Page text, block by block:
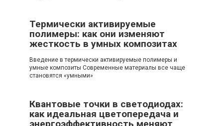
Термически активируемые
полимеры: как они изменяют
жесткость в умных композитах
Введение в термически активируемые полимеры и
умные композиты Современные материалы все чаще
становятся «умными»
Квантовые точки в светодиодах:
как идеальная цветопередача и